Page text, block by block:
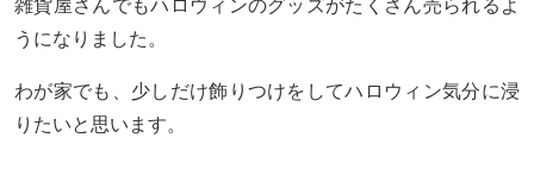
雑貨屋さんでもハロウィンのグッズがたくさん売られるよ
うになりました。
わが家でも、少しだけ飾りつけをしてハロウィン気分に浸
りたいと思います。